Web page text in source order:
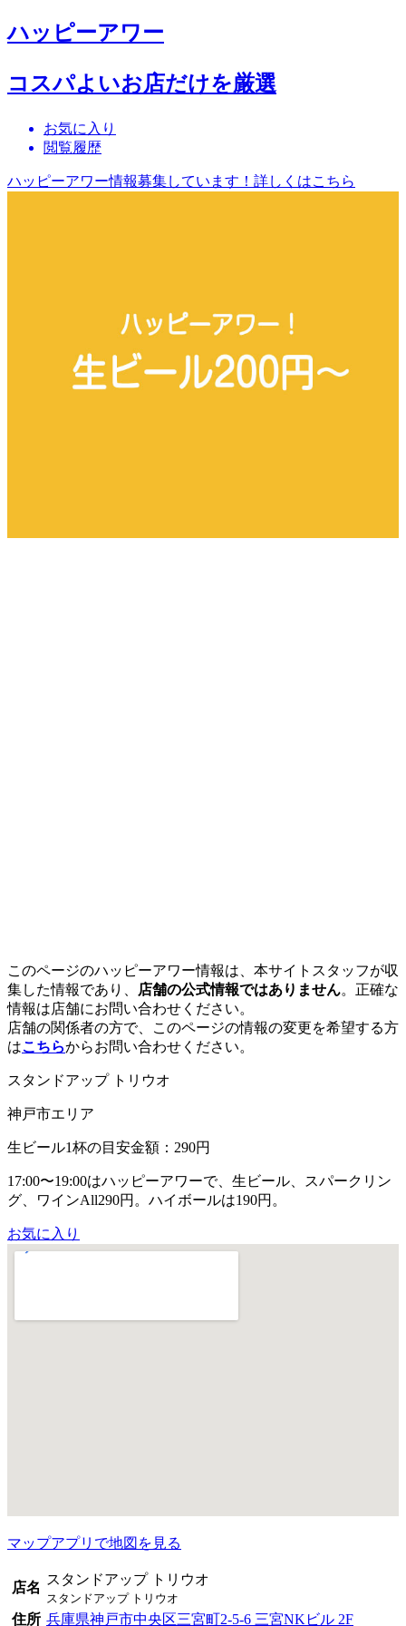
ハッピーアワー
コスパよいお店だけを厳選
お気に入り
閲覧履歴
ハッピーアワー情報募集しています！詳しくはこちら
このページのハッピーアワー情報は、本サイトスタッフが収
集した情報であり、
店舗の公式情報ではありません。正確な
情報は店舗にお問い合わせください。
店舗の関係者の方で、このページの情報の変更を希望する方
はこちらからお問い合わせください。
スタンドアップ トリウオ
神戸市エリア
生ビール1杯の目安金額：290円
17:00〜19:00はハッピーアワーで、生ビール、スパークリン
グ、ワインAll290円。ハイボールは190円。
お気に入り
マップアプリで地図を見る
店名
スタンドアップ トリウオ
スタンドアップ トリウオ
住所 兵庫県神戸市中央区三宮町2-5-6 三宮NKビル 2F